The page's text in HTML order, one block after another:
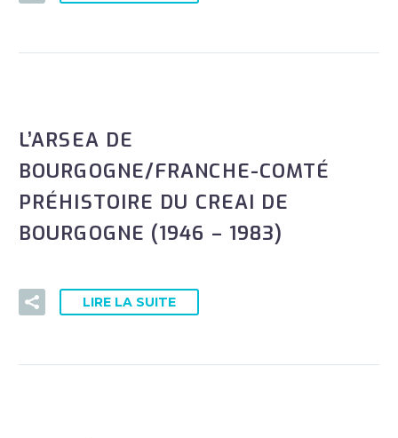
L’ARSEA DE
BOURGOGNE/FRANCHE-COMTÉ
PRÉHISTOIRE DU CREAI DE
BOURGOGNE (1946 – 1983)
LIRE LA SUITE